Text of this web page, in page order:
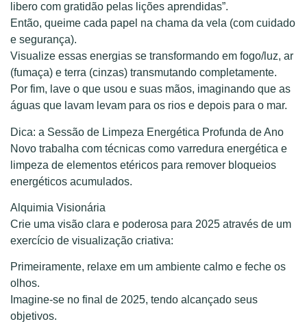
libero com gratidão pelas lições aprendidas”.
Então, queime cada papel na chama da vela (com cuidado
e segurança).
Visualize essas energias se transformando em fogo/luz, ar
(fumaça) e terra (cinzas) transmutando completamente.
Por fim, lave o que usou e suas mãos, imaginando que as
águas que lavam levam para os rios e depois para o mar.
Dica: a Sessão de Limpeza Energética Profunda de Ano
Novo trabalha com técnicas como varredura energética e
limpeza de elementos etéricos para remover bloqueios
energéticos acumulados.
Alquimia Visionária
Crie uma visão clara e poderosa para 2025 através de um
exercício de visualização criativa:
Primeiramente, relaxe em um ambiente calmo e feche os
olhos.
Imagine-se no final de 2025, tendo alcançado seus
objetivos.